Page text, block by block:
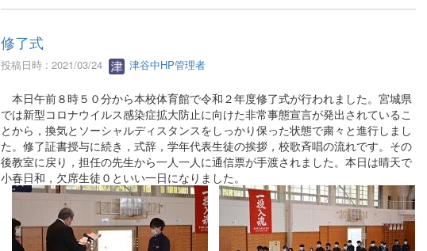
修了式
投稿日時 : 2021/03/24 津谷中HP管理者
本日午前８時５０分から本校体育館で令和２年度修了式が行われました。宮城県
では新型コロナウイルス感染症拡大防止に向けた非常事態宣言が発出されているこ
とから，換気とソーシャルディスタンスをしっかり保った状態で粛々と進行しまし
た。修了証書授与に続き，式辞，学年代表生徒の挨拶，校歌斉唱の流れです。その
後教室に戻り，担任の先生から一人一人に通信票が手渡されました。本日は晴天で
小春日和，欠席生徒０といい一日になりました。